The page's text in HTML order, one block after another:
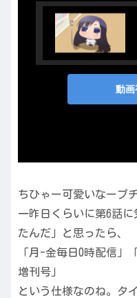
ちひゃー可愛いなープ
一昨日くらいに第6話
たんだ」と思ったら、
「月-金毎日0時配信」
増刊号」
という仕様なのね。タ